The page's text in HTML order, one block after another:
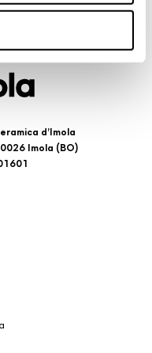
visionando
del presente
soli cookie tecnici ed
tuo consenso. Potrai
in qualsiasi momento,
d’Imola
Imola (BO)